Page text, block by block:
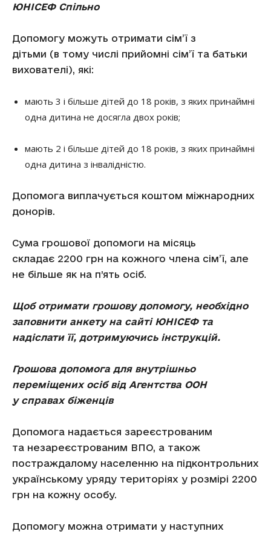
ЮНІСЕФ Спільно
Допомогу можуть отримати сім’ї з
дітьми (в тому числі прийомні сім’ї та батьки
вихователі), які:
мають 3 і більше дітей до 18 років, з яких принаймні
одна дитина не досягла двох років;
мають 2 і більше дітей до 18 років, з яких принаймні
одна дитина з інвалідністю.
Допомога виплачується коштом міжнародних
донорів.
Сума грошової допомоги на місяць
складає 2200 грн на кожного члена сім’ї, але
не більше як на п’ять осіб.
Щоб отримати грошову допомогу, необхідно
заповнити анкету на сайті ЮНІСЕФ та
надіслати її, дотримуючись інструкцій.
Грошова допомога для внутрішньо
переміщених осіб від Агентства ООН
у справах біженців
Допомога надається зареєстрованим
та незареєстрованим ВПО, а також
постраждалому населенню на підконтрольних
українському уряду територіях у розмірі 2200
грн на кожну особу.
Допомогу можна отримати у наступних